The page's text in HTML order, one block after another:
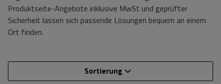
Produktseite-Angebote inklusive MwSt und geprüfter
Sicherheit lassen sich passende Lösungen bequem an einem
Ort finden.
Sortierung